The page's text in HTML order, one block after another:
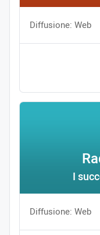
Diffusione: Web
I
Diffusione: Web